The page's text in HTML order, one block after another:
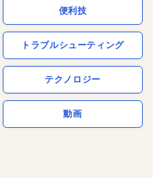
便利技
トラブルシューティング
テクノロジー
動画